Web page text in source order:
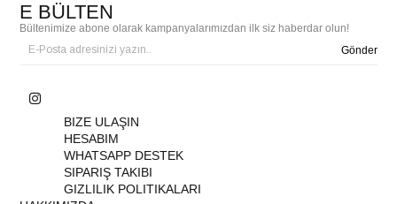
E BÜLTEN
Bültenimize abone olarak kampanyalarımızdan ilk siz haberdar olun!
Gönder
BIZE ULAŞIN
HESABIM
WHATSAPP DESTEK
SIPARIŞ TAKIBI
GIZLILIK POLITIKALARI